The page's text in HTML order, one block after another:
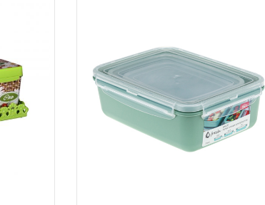
Материал: пищевой полипропилен
Габариты: 95x95x145 мм
Производитель: Россия